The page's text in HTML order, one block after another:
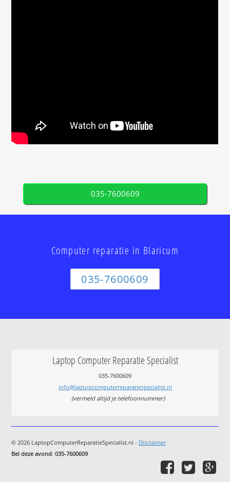
035-7600609
Computer reparatie in Blaricum
035-7600609
Laptop Computer Reparatie Specialist
035-7600609
info@laptopcomputerreparatiespecialist.nl
(vermeld altijd je telefoonnummer)
© 2026 LaptopComputerReparatieSpecialist.nl - Disclaimer
Bel deze avond:035-7600609